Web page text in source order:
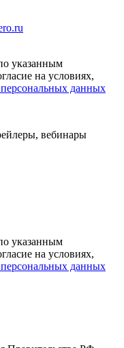
указанным
на условиях,
данных
вебинары
указанным
на условиях,
данных